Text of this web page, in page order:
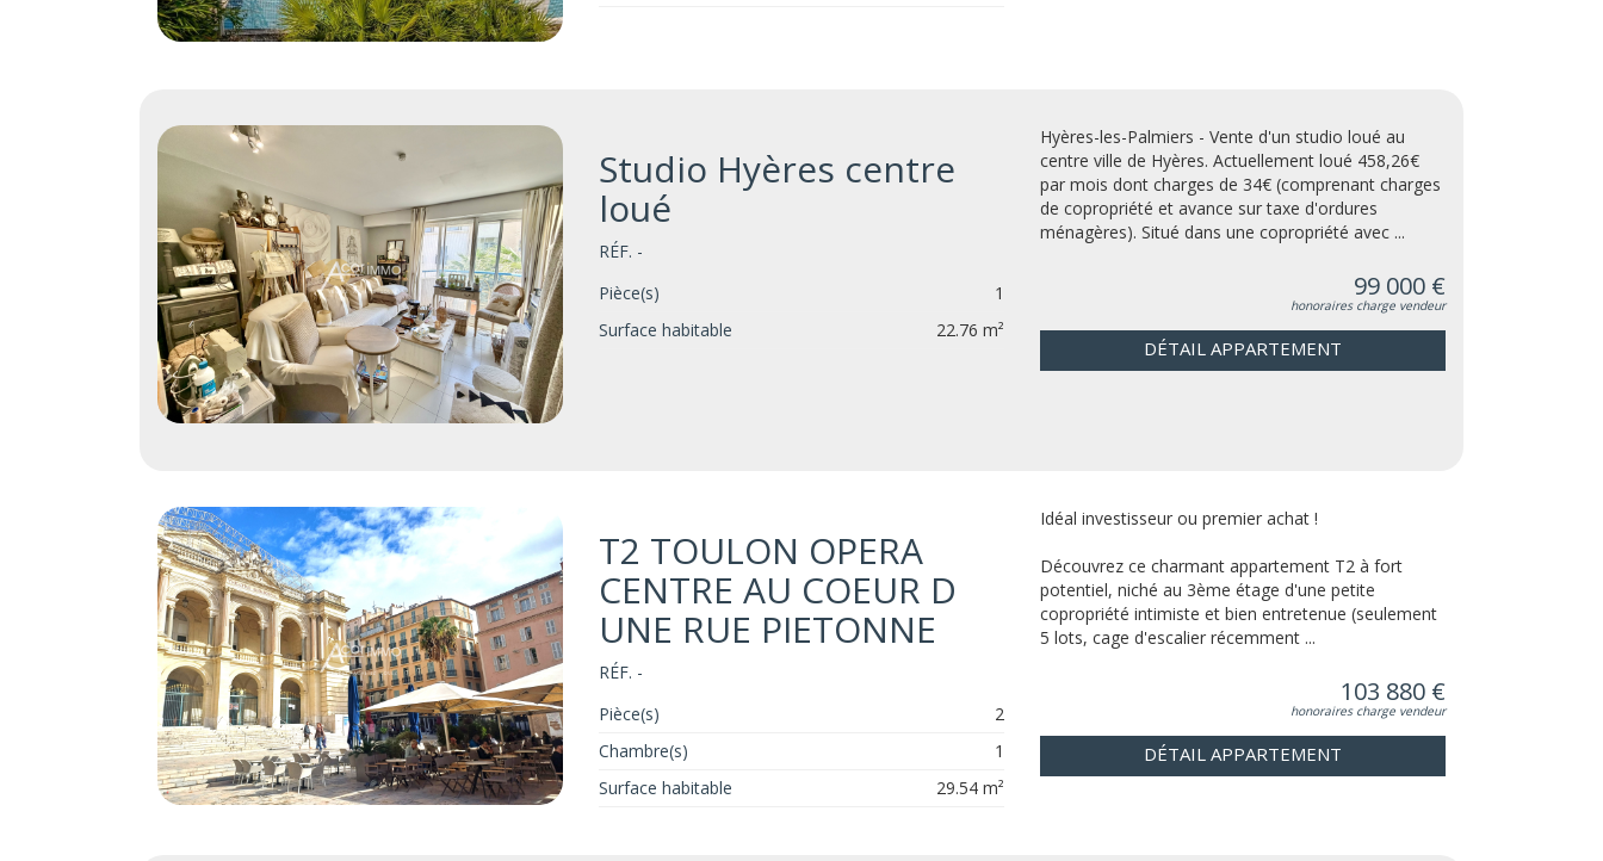
Studio Hyères centre
loué
RÉF. -
Pièce(s)
1
Surface habitable
22.76 m²
Hyères-les-Palmiers - Vente d'un studio loué au
centre ville de Hyères. Actuellement loué 458,26€
par mois dont charges de 34€ (comprenant charges
de copropriété et avance sur taxe d'ordures
ménagères). Situé dans une copropriété avec ...
99 000 €
honoraires charge vendeur
DÉTAIL APPARTEMENT
T2 TOULON OPERA
CENTRE AU COEUR D
UNE RUE PIETONNE
RÉF. -
Pièce(s)
2
Chambre(s)
1
Surface habitable
29.54 m²
Idéal investisseur ou premier achat !
Découvrez ce charmant appartement T2 à fort
potentiel, niché au 3ème étage d'une petite
copropriété intimiste et bien entretenue (seulement
5 lots, cage d'escalier récemment ...
103 880 €
honoraires charge vendeur
DÉTAIL APPARTEMENT